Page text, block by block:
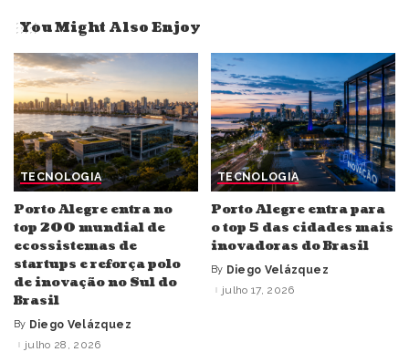
You Might Also Enjoy
TECNOLOGIA
Porto Alegre entra no
top 200 mundial de
ecossistemas de
startups e reforça polo
de inovação no Sul do
Brasil
Posted
by
By Diego Velázquez
julho 28, 2026
TECNOLOGIA
Porto Alegre entra para
o top 5 das cidades mais
inovadoras do Brasil
Posted
by
By Diego Velázquez
julho 17, 2026